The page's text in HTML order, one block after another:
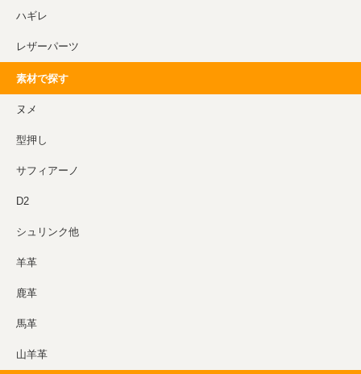
ハギレ
レザーパーツ
素材で探す
ヌメ
型押し
サフィアーノ
D2
シュリンク他
羊革
鹿革
馬革
山羊革